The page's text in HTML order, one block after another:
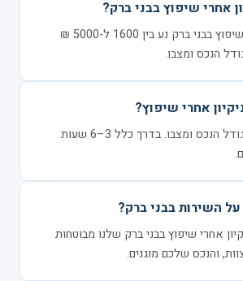
אחרי שיפוץ בבני ברק?
מחיר ניקיון אחרי שיפוץ בבני ברק נע בין 1600 ל-5000 ₪
הנכס ומצבו.
אחרי שיפוץ?
משך הזמן תלוי בגודל הנכס ומצבו. בדרך כלל 3–6 שעות
השירות בבני ברק?
אחרי שיפוץ בבני ברק שלנו מבוטחות
והנכס שלכם מוגנים.